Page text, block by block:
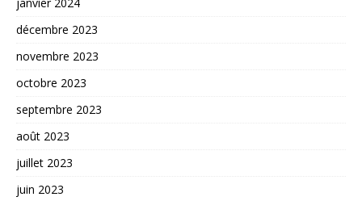
décembre 2023
novembre 2023
octobre 2023
septembre 2023
août 2023
juillet 2023
juin 2023